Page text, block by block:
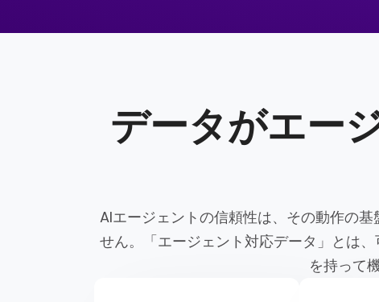
データがエー
AIエージェントの信頼性は、その動作の
せん。「エージェント対応データ」とは
を持って